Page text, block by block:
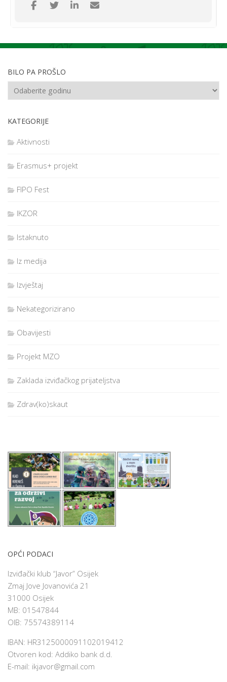
svjetlonašim sugrađanima do 24.12.2021.
BILO PA PROŠLO
KATEGORIJE
Aktivnosti
Erasmus+ projekt
FIPO Fest
IKZOR
Istaknuto
Iz medija
Izvještaj
Nekategorizirano
Obavijesti
Projekt MZO
Zaklada izviđačkog prijateljstva
Zdrav(ko)skaut
OPĆI PODACI
Izviđački klub “Javor” Osijek
Zmaj Jove Jovanovića 21
31000 Osijek
MB: 01547844
OIB: 75574389114
IBAN: HR3125000091102019412
Otvoren kod: Addiko bank d.d.
E-mail: ikjavor@gmail.com